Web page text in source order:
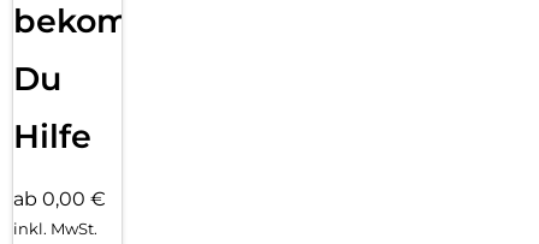
bekommst
Du
Hilfe
ab 0,00 €
inkl. MwSt.